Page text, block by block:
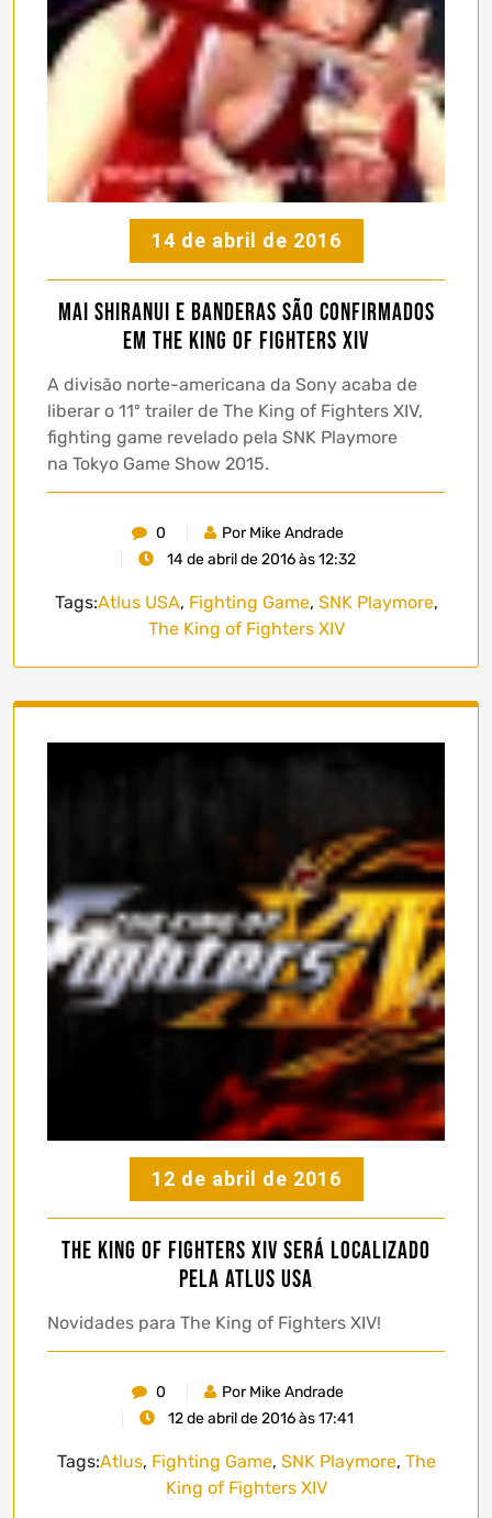
14 de abril de 2016
Mai Shiranui e Banderas são confirmados
em The King of Fighters XIV
A divisão norte-americana da Sony acaba de
liberar o 11º trailer de The King of Fighters XIV,
fighting game revelado pela SNK Playmore
na Tokyo Game Show 2015.
0
Por Mike Andrade
14 de abril de 2016 às 12:32
Tags:Atlus USA, Fighting Game, SNK Playmore,
The King of Fighters XIV
12 de abril de 2016
The King of Fighters XIV será localizado
pela Atlus USA
Novidades para The King of Fighters XIV!
0
Por Mike Andrade
12 de abril de 2016 às 17:41
Tags:Atlus, Fighting Game, SNK Playmore, The
King of Fighters XIV